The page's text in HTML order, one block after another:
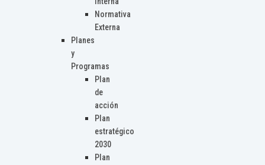
Normativa
Externa
Planes
y
Programas
Plan
de
acción
Plan
estratégico
2030
Plan